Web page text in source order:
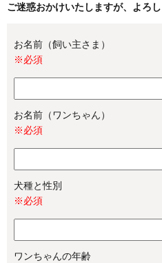
ご迷惑おかけいたしますが、よろ
お名前（飼い主さま）
※必須
お名前（ワンちゃん）
※必須
犬種と性別
※必須
ワンちゃんの年齢